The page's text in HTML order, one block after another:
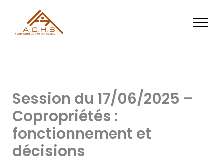
contenu
Session du 17/06/2025 –
Copropriétés :
fonctionnement et
décisions